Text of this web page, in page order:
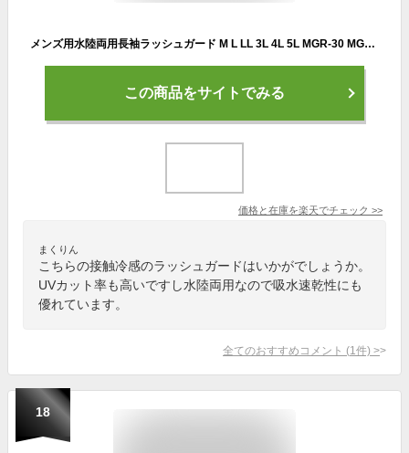
メンズ用水陸両用長袖ラッシュガード M L LL 3L 4L 5L MGR-30 MGR-30B 紳士用 男性 無地 シンプル 長そで ジッパー ジップアップ ファスナー フルジップ UPF50+ UVカット 紫外線防止 吸水速乾 接触冷感 黒 紺 ブラック ネイビー 大きいサイズあり あす楽 メール便送料無料
この商品をサイトでみる
価格と在庫を楽天でチェック >>
まくりん
こちらの接触冷感のラッシュガードはいかがでしょうか。
UVカット率も高いですし水陸両用なので吸水速乾性にも
優れています。
全てのおすすめコメント (1 件) >
18